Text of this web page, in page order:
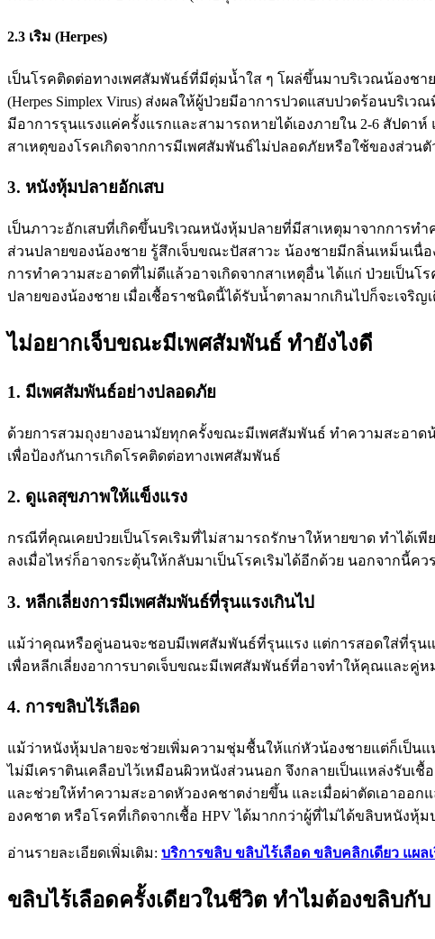
2.3 เริม (Herpes)
เป็นโรคติดต่อทางเพศสัมพันธ์ที่มีตุ่มน้ำใส ๆ โผล่ขึ้นมาบริเวณน้องชา
(Herpes Simplex Virus) ส่งผลให้ผู้ป่วยมีอาการปวดแสบปวดร้อนบริ
มีอาการรุนแรงแค่ครั้งแรกและสามารถหายได้เองภายใน 2-6 สัปด
สาเหตุของโรคเกิดจากการมีเพศสัมพันธ์ไม่ปลอดภัยหรือใช้ของส่วน
3. หนังหุ้มปลายอักเสบ
เป็นภาวะอักเสบที่เกิดขึ้นบริเวณหนังหุ้มปลายที่มีสาเหตุมาจากการ
ส่วนปลายของน้องชาย รู้สึกเจ็บขณะปัสสาวะ น้องชายมีกลิ่นเหม็นเ
การทำความสะอาดที่ไม่ดีแล้วอาจเกิดจากสาเหตุอื่น ได้แก่ ป่วยเป็น
ปลายของน้องชาย เมื่อเชื้อราชนิดนี้ได้รับน้ำตาลมากเกินไปก็จะเจริญ
ไม่อยากเจ็บขณะมีเพศสัมพันธ์ ทำยังไงดี
1. มีเพศสัมพันธ์อย่างปลอดภัย
ด้วยการสวมถุงยางอนามัยทุกครั้งขณะมีเพศสัมพันธ์ ทำความสะอา
เพื่อป้องกันการเกิดโรคติดต่อทางเพศสัมพันธ์
2. ดูแลสุขภาพให้แข็งแรง
กรณีที่คุณเคยป่วยเป็นโรคเริมที่ไม่สามารถรักษาให้หายขาด ทำได้เ
ลงเมื่อไหร่ก็อาจกระตุ้นให้กลับมาเป็นโรคเริมได้อีกด้วย นอกจากนี้ค
3. หลีกเลี่ยงการมีเพศสัมพันธ์ที่รุนแรงเกินไป
แม้ว่าคุณหรือคู่นอนจะชอบมีเพศสัมพันธ์ที่รุนแรง แต่การสอดใส่ที่รุนแ
เพื่อหลีกเลี่ยงอาการบาดเจ็บขณะมีเพศสัมพันธ์ที่อาจทำให้คุณและคู่
4. การขลิบไร้เลือด
แม้ว่าหนังหุ้มปลายจะช่วยเพิ่มความชุ่มชื้นให้แก่หัวน้องชายแต่ก็เป็นแ
ไม่มีเคราตินเคลือบไว้เหมือนผิวหนังส่วนนอก จึงกลายเป็นแหล่งรับเ
และช่วยให้ทำความสะอาดหัวองคชาตง่ายขึ้น และเมื่อผ่าตัดเอาออก
องคชาต หรือโรคที่เกิดจากเชื้อ HPV ได้มากกว่าผู้ที่ไม่ได้ขลิบหนังหุ้ม
อ่านรายละเอียดเพิ่มเติม: บริการขลิบ ขลิบไร้เลือด ขลิบคลิกเดียว แผล
ขลิบไร้เลือดครั้งเดียวในชีวิต ทำไมต้องขลิบกับ